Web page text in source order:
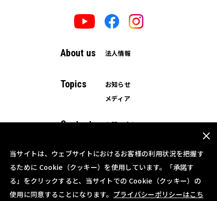
About us 法人情報
Topics
お知らせ
メディア
Contact
お問い合わせ
当サイトは、ウェブサイトにおけるお客様の利用状況を把握す
るために Cookie（クッキー）を使用しています。「承諾す
る」をクリックすると、当サイトでの Cookie（クッキー）の
使用に同意することになります。 プライバシーポリシーはこち